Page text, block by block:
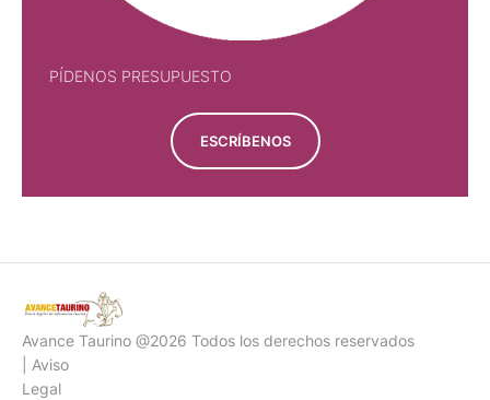
PÍDENOS PRESUPUESTO
ESCRÍBENOS
Avance Taurino @2026 Todos los derechos reservados
| Aviso
Legal